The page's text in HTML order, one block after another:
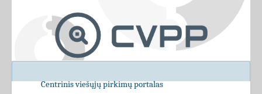
Centrinis viešųjų pirkimų portalas